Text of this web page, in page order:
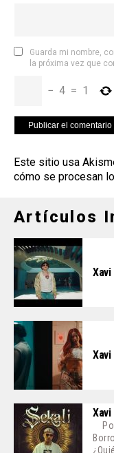
Guarda mi nombre,
la próxima vez que
− 4 = 1
Este sitio usa
cómo se procesan
Artículos
Xavi